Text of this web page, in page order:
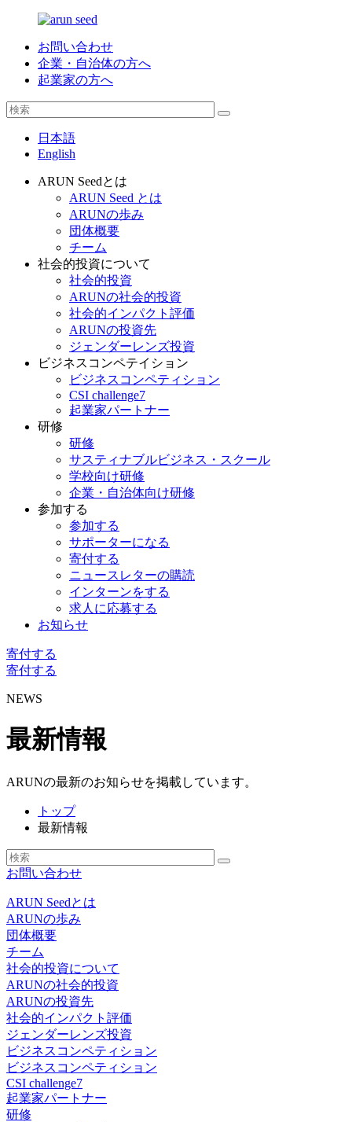
お問い合わせ
企業・自治体の方へ
起業家の方へ
日本語
English
ARUN Seedとは
ARUN Seed とは
ARUNの歩み
団体概要
チーム
社会的投資について
社会的投資
ARUNの社会的投資
社会的インパクト評価
ARUNの投資先
ジェンダーレンズ投資
ビジネスコンペテイション
ビジネスコンペティション
CSI challenge7
起業家パートナー
研修
研修
サスティナブルビジネス・スクール
学校向け研修
企業・自治体向け研修
参加する
参加する
サポーターになる
寄付する
ニュースレターの購読
インターンをする
求人に応募する
お知らせ
寄付する
寄付する
NEWS
最新情報
ARUNの最新のお知らせを掲載しています。
トップ
最新情報
お問い合わせ
ARUN Seedとは
ARUNの歩み
団体概要
チーム
社会的投資について
ARUNの社会的投資
ARUNの投資先
社会的インパクト評価
ジェンダーレンズ投資
ビジネスコンペティション
ビジネスコンペティション
CSI challenge7
起業家パートナー
研修